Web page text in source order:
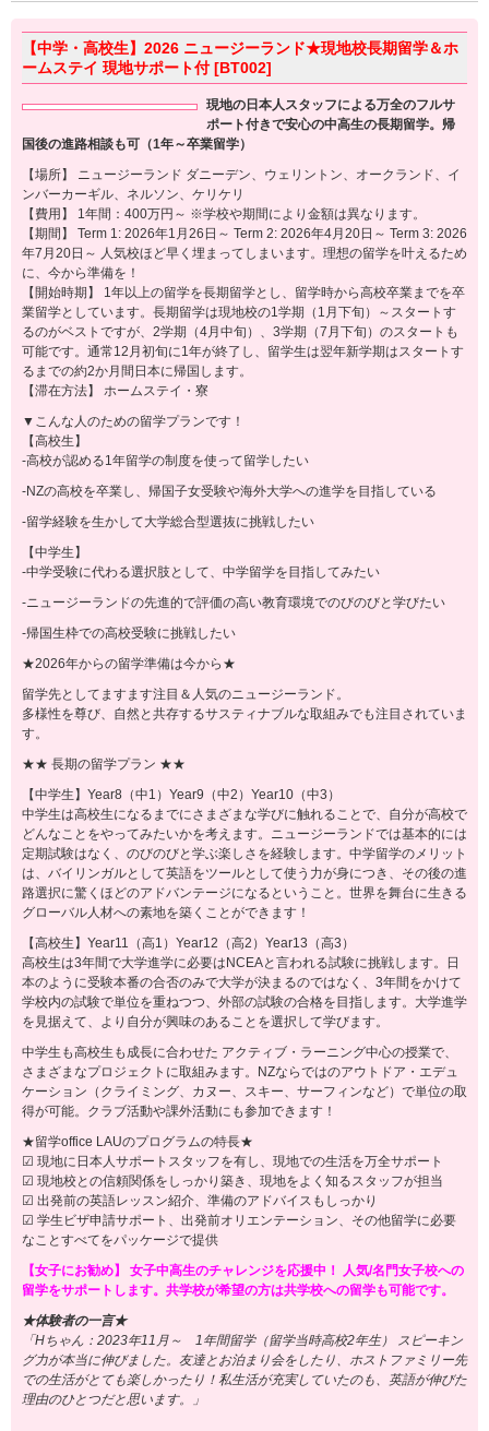
【中学・高校生】2026 ニュージーランド★現地校長期留学＆ホ
ームステイ 現地サポート付 [BT002]
現地の日本人スタッフによる万全のフルサ
ポート付きで安心の中高生の長期留学。帰
国後の進路相談も可（1年～卒業留学）
【場所】 ニュージーランド ダニーデン、ウェリントン、オークランド、イ
ンバーカーギル、ネルソン、ケリケリ
【費用】 1年間：400万円～ ※学校や期間により金額は異なります。
【期間】 Term 1: 2026年1月26日～ Term 2: 2026年4月20日～ Term 3: 2026
年7月20日～ 人気校ほど早く埋まってしまいます。理想の留学を叶えるため
に、今から準備を！
【開始時期】 1年以上の留学を長期留学とし、留学時から高校卒業までを卒
業留学としています。長期留学は現地校の1学期（1月下旬）～スタートす
るのがベストですが、2学期（4月中旬）、3学期（7月下旬）のスタートも
可能です。通常12月初旬に1年が終了し、留学生は翌年新学期はスタートす
るまでの約2か月間日本に帰国します。
【滞在方法】 ホームステイ・寮
▼こんな人のための留学プランです！
【高校生】
-高校が認める1年留学の制度を使って留学したい
-NZの高校を卒業し、帰国子女受験や海外大学への進学を目指している
-留学経験を生かして大学総合型選抜に挑戦したい
【中学生】
-中学受験に代わる選択肢として、中学留学を目指してみたい
-ニュージーランドの先進的で評価の高い教育環境でのびのびと学びたい
-帰国生枠での高校受験に挑戦したい
★2026年からの留学準備は今から★
留学先としてますます注目＆人気のニュージーランド。
多様性を尊び、自然と共存するサスティナブルな取組みでも注目されていま
す。
★★ 長期の留学プラン ★★
【中学生】Year8（中1）Year9（中2）Year10（中3）
中学生は高校生になるまでにさまざまな学びに触れることで、自分が高校で
どんなことをやってみたいかを考えます。ニュージーランドでは基本的には
定期試験はなく、のびのびと学ぶ楽しさを経験します。中学留学のメリット
は、バイリンガルとして英語をツールとして使う力が身につき、その後の進
路選択に驚くほどのアドバンテージになるということ。世界を舞台に生きる
グローバル人材への素地を築くことができます！
【高校生】Year11（高1）Year12（高2）Year13（高3）
高校生は3年間で大学進学に必要はNCEAと言われる試験に挑戦します。日
本のように受験本番の合否のみで大学が決まるのではなく、3年間をかけて
学校内の試験で単位を重ねつつ、外部の試験の合格を目指します。大学進学
を見据えて、より自分が興味のあることを選択して学びます。
中学生も高校生も成長に合わせた アクティブ・ラーニング中心の授業で、
さまざまなプロジェクトに取組みます。NZならではのアウトドア・エデュ
ケーション（クライミング、カヌー、スキー、サーフィンなど）で単位の取
得が可能。クラブ活動や課外活動にも参加できます！
★留学office LAUのプログラムの特長★
☑ 現地に日本人サポートスタッフを有し、現地での生活を万全サポート
☑ 現地校との信頼関係をしっかり築き、現地をよく知るスタッフが担当
☑ 出発前の英語レッスン紹介、準備のアドバイスもしっかり
☑ 学生ビザ申請サポート、出発前オリエンテーション、その他留学に必要
なことすべてをパッケージで提供
【女子にお勧め】 女子中高生のチャレンジを応援中！ 人気/名門女子校への
留学をサポートします。共学校が希望の方は共学校への留学も可能です。
★体験者の一言★
「Hちゃん：2023年11月～ 1年間留学（留学当時高校2年生） スピーキン
グ力が本当に伸びました。友達とお泊まり会をしたり、ホストファミリー先
での生活がとても楽しかったり！私生活が充実していたのも、英語が伸びた
理由のひとつだと思います。」